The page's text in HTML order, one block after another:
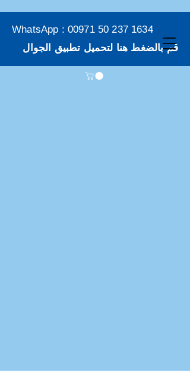
WhatsApp : 00971 50 237 1634
قم بالضغط هنا لتحميل تطبيق الجوال